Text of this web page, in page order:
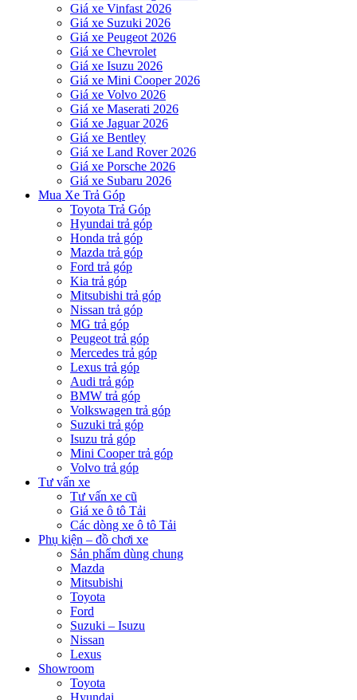
Giá xe Vinfast 2026
Giá xe Suzuki 2026
Giá xe Peugeot 2026
Giá xe Chevrolet
Giá xe Isuzu 2026
Giá xe Mini Cooper 2026
Giá xe Volvo 2026
Giá xe Maserati 2026
Giá xe Jaguar 2026
Giá xe Bentley
Giá xe Land Rover 2026
Giá xe Porsche 2026
Giá xe Subaru 2026
Mua Xe Trả Góp
Toyota Trả Góp
Hyundai trả góp
Honda trả góp
Mazda trả góp
Ford trả góp
Kia trả góp
Mitsubishi trả góp
Nissan trả góp
MG trả góp
Peugeot trả góp
Mercedes trả góp
Lexus trả góp
Audi trả góp
BMW trả góp
Volkswagen trả góp
Suzuki trả góp
Isuzu trả góp
Mini Cooper trả góp
Volvo trả góp
Tư vấn xe
Tư vấn xe cũ
Giá xe ô tô Tải
Các dòng xe ô tô Tải
Phụ kiện – đồ chơi xe
Sản phẩm dùng chung
Mazda
Mitsubishi
Toyota
Ford
Suzuki – Isuzu
Nissan
Lexus
Showroom
Toyota
Hyundai